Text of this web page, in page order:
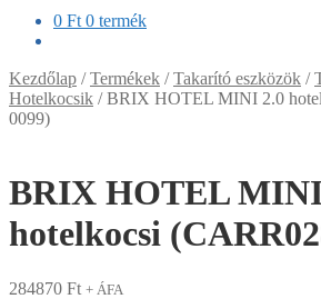
0 Ft 0 termék
Kezdőlap /Termékek /Takarító eszközök /
Hotelkocsik /BRIX HOTEL MINI 2.0
0099)
BRIX HOTEL
hotelkocsi
284870 Ft + ÁFA